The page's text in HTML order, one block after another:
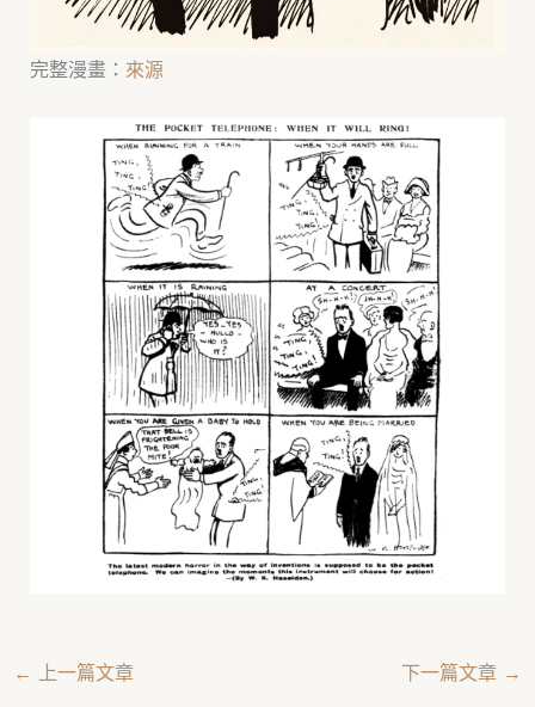
完整漫畫： 來源
← 上一篇文章 下一篇文章 →